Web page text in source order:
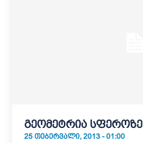
გეომეტრია სფეროზე
25 ᲗᲔᲑᲔᲠᲕᲐᲚᲘ, 2013 - 01:00